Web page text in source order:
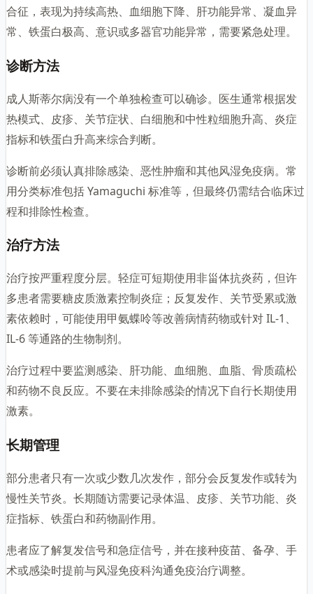
合征，表现为持续高热、血细胞下降、肝功能异常、凝血异
常、铁蛋白极高、意识或多器官功能异常，需要紧急处理。
诊断方法
成人斯蒂尔病没有一个单独检查可以确诊。医生通常根据发
热模式、皮疹、关节症状、白细胞和中性粒细胞升高、炎症
指标和铁蛋白升高来综合判断。
诊断前必须认真排除感染、恶性肿瘤和其他风湿免疫病。常
用分类标准包括 Yamaguchi 标准等，但最终仍需结合临床过
程和排除性检查。
治疗方法
治疗按严重程度分层。轻症可短期使用非甾体抗炎药，但许
多患者需要糖皮质激素控制炎症；反复发作、关节受累或激
素依赖时，可能使用甲氨蝶呤等改善病情药物或针对 IL-1、
IL-6 等通路的生物制剂。
治疗过程中要监测感染、肝功能、血细胞、血脂、骨质疏松
和药物不良反应。不要在未排除感染的情况下自行长期使用
激素。
长期管理
部分患者只有一次或少数几次发作，部分会反复发作或转为
慢性关节炎。长期随访需要记录体温、皮疹、关节功能、炎
症指标、铁蛋白和药物副作用。
患者应了解复发信号和急症信号，并在接种疫苗、备孕、手
术或感染时提前与风湿免疫科沟通免疫治疗调整。